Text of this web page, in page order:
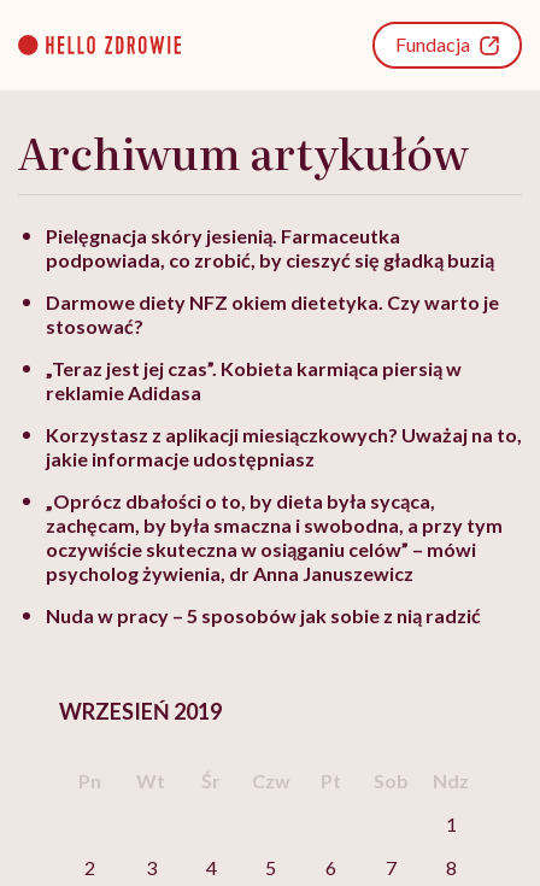
content
Fundacja
Archiwum artykułów
Pielęgnacja skóry jesienią. Farmaceutka
podpowiada, co zrobić, by cieszyć się gładką buzią
Darmowe diety NFZ okiem dietetyka. Czy warto je
stosować?
„Teraz jest jej czas”. Kobieta karmiąca piersią w
reklamie Adidasa
Korzystasz z aplikacji miesiączkowych? Uważaj na to,
jakie informacje udostępniasz
„Oprócz dbałości o to, by dieta była sycąca,
zachęcam, by była smaczna i swobodna, a przy tym
oczywiście skuteczna w osiąganiu celów” – mówi
psycholog żywienia, dr Anna Januszewicz
Nuda w pracy – 5 sposobów jak sobie z nią radzić
WRZESIEŃ 2019
Pn Wt Śr Czw Pt Sob
Ndz
1
2
3 4 5 6 7
8